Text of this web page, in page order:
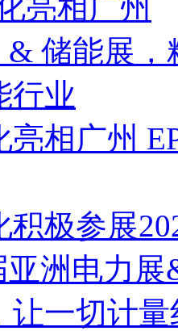
亮相广州
积极参展
亚洲电力
让一切计